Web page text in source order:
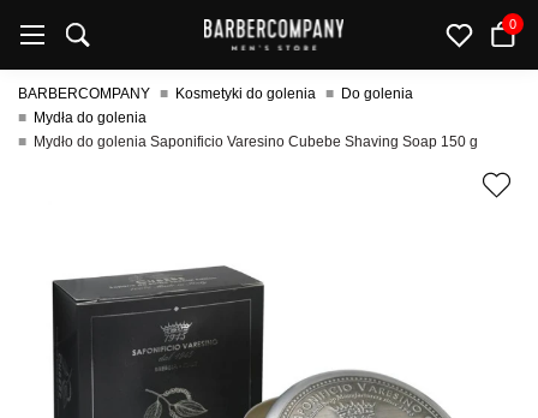
0
BARBERCOMPANY Kosmetyki do golenia
Do golenia
Mydła do golenia
Mydło do golenia Saponificio Varesino Cubebe Shaving Soap 150 g